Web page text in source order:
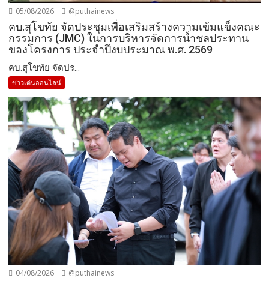
05/08/2026 @puthainews
คบ.สุโขทัย จัดประชุมเพื่อเสริมสร้างความเข้มแข็งคณะ
กรรมการ (JMC) ในการบริหารจัดการน้ำชลประทาน
ของโครงการ ประจำปึงบประมาณ พ.ศ. 2569
คบ.สุโขทัย จัดปร...
ข่าวเด่นออนไลน์
04/08/2026 @puthainews